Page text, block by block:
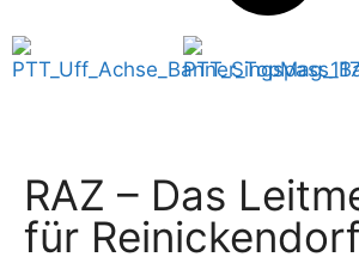
RAZ – Das
für